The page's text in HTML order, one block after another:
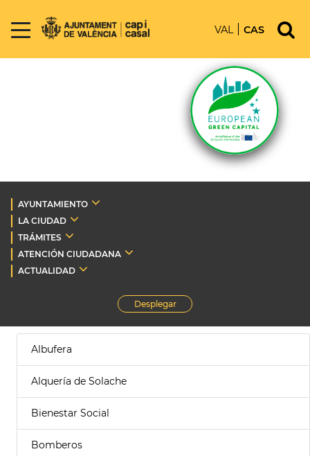
VAL CAS
AYUNTAMIENTO
LA CIUDAD
TRÁMITES
ATENCIÓN CIUDADANA
ACTUALIDAD
Desplegar
Albufera
Alquería de Solache
Bienestar Social
Bomberos